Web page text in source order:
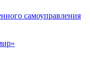
самоуправления